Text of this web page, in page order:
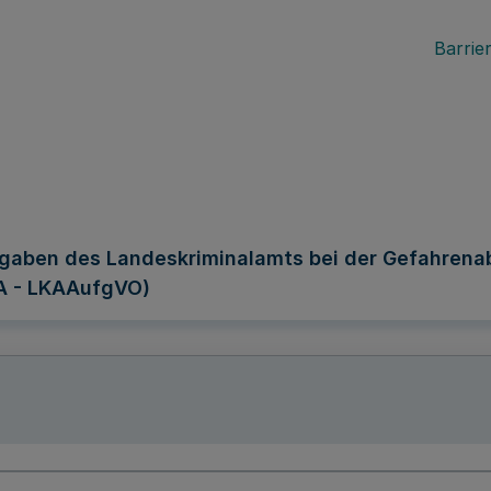
des Landeskriminalamts bei der
- LKAAufgVO)